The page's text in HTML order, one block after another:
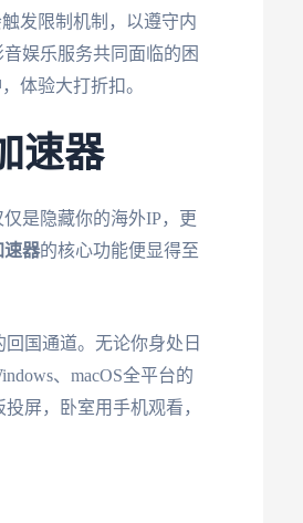
发限制机制，以遵守内
娱乐服务共同面临的困
体验大打折扣。
速器
是隐藏你的海外IP，更
速器的核心功能便显得至
国通道。无论你身处日
、macOS全平台的
屏，卧室用手机观看，